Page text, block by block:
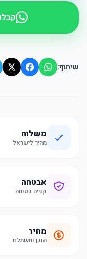
שיתוף:
משלוח
מהיר לישראל
אבטחה
קנייה בטוחה
מחיר
הוגן ומשתלם